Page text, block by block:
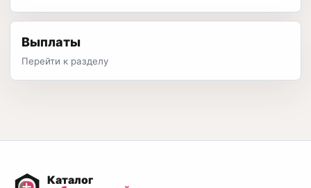
Выплаты
Перейти к разделу